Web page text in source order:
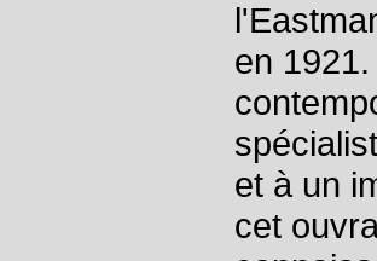
en
et à un
cet